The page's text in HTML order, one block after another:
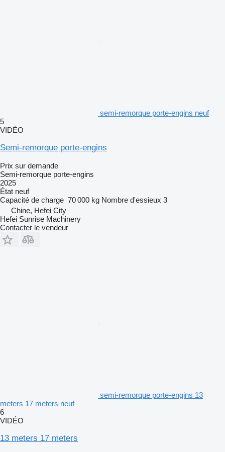
semi-remorque porte-engins neuf
5
VIDÉO
Semi-remorque porte-engins
Prix sur demande
Semi-remorque porte-engins
2025
État neuf
Capacité de charge 70 000 kg Nombre d'essieux 3
Chine, Hefei City
Hefei Sunrise Machinery
Contacter le vendeur
semi-remorque porte-engins 13
meters 17 meters neuf
6
VIDÉO
13 meters 17 meters